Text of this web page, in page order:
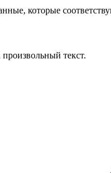
которые
текст.